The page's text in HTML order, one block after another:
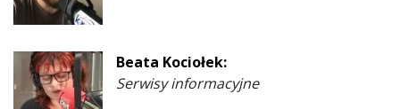
Beata Kociołek:
Serwisy informacyjne